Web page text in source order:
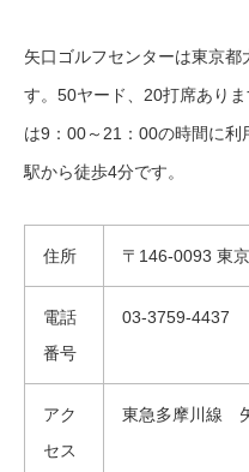
矢口ゴルフセンターは東京
す。50ヤード、20打席あり
は9：00～21：00の時間に
駅から徒歩4分です。
住所 〒146-0093 東
電話
番号
03-3759-4437
アク
セス
東急多摩川線